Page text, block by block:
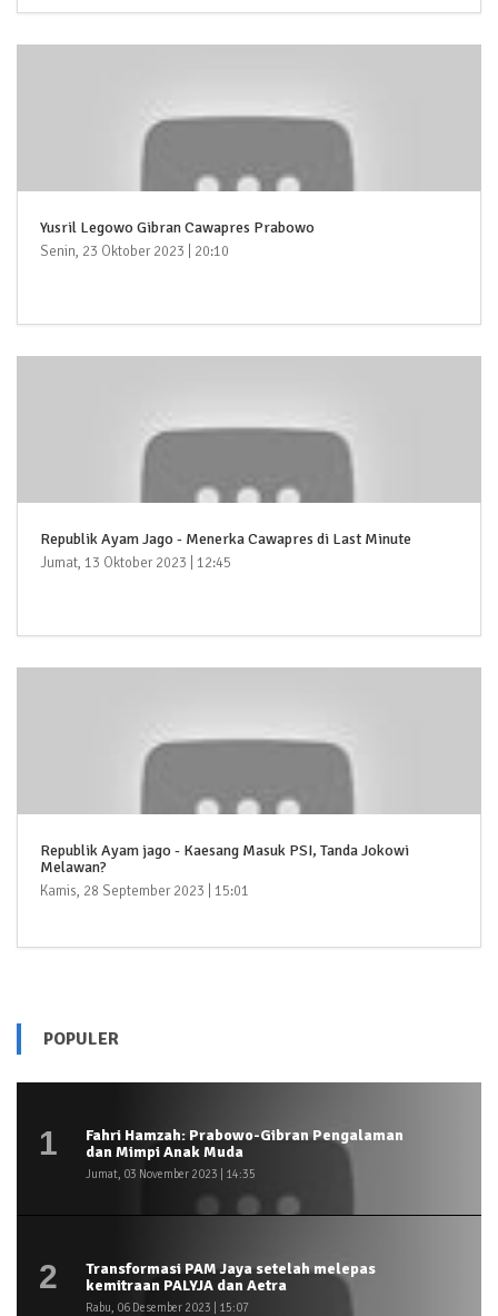
Yusril Legowo Gibran Cawapres Prabowo
Senin, 23 Oktober 2023 | 20:10
Republik Ayam Jago - Menerka Cawapres di Last Minute
Jumat, 13 Oktober 2023 | 12:45
Republik Ayam jago - Kaesang Masuk PSI, Tanda Jokowi
Melawan?
Kamis, 28 September 2023 | 15:01
POPULER
1
Fahri Hamzah: Prabowo-Gibran Pengalaman
dan Mimpi Anak Muda
Jumat, 03 November 2023 | 14:35
2
Transformasi PAM Jaya setelah melepas
kemitraan PALYJA dan Aetra
Rabu, 06 Desember 2023 | 15:07